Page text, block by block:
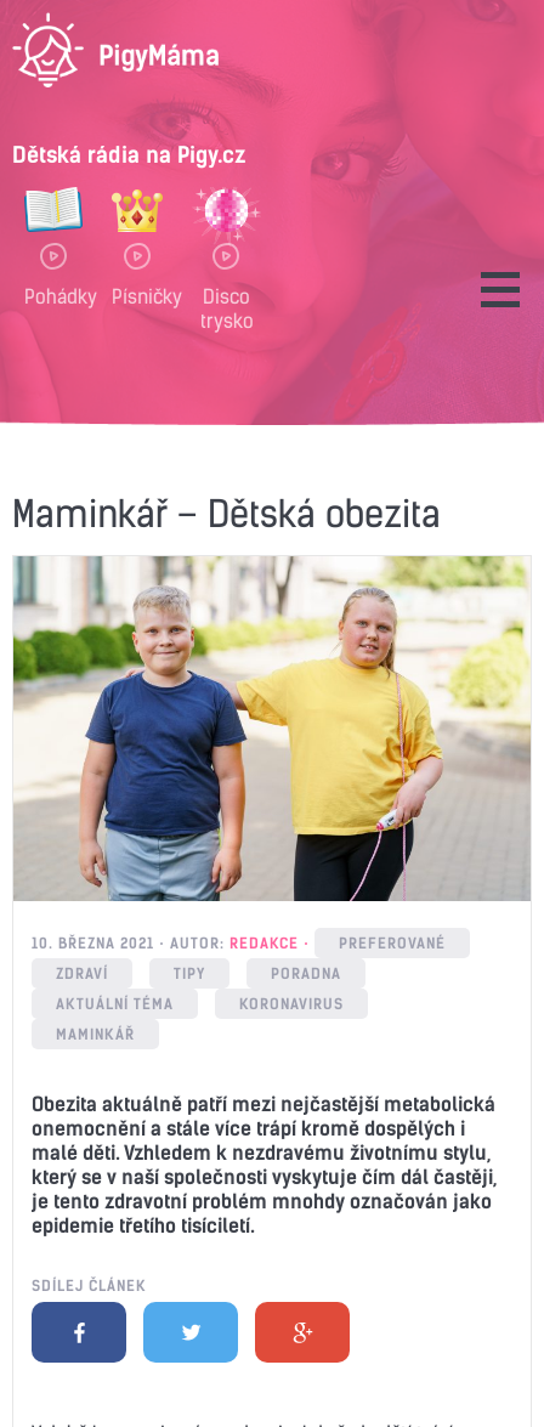
Dětská rádia na Pigy.cz
Pohádky Písničky
Disco
trysko
Maminkář – Dětská obezita
10. BŘEZNA 2021 AUTOR: REDAKCE
PREFEROVANÉ
ZDRAVÍ
TIPY
PORADNA
AKTUÁLNÍ TÉMA
KORONAVIRUS
MAMINKÁŘ
Obezita aktuálně patří mezi nejčastější metabolická
onemocnění a stále více trápí kromě dospělých i
malé děti. Vzhledem k nezdravému životnímu stylu,
který se v naší společnosti vyskytuje čím dál častěji,
je tento zdravotní problém mnohdy označován jako
epidemie třetího tisíciletí.
SDÍLEJ ČLÁNEK